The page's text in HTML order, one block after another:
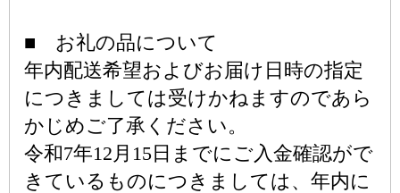
■ お礼の品について
年内配送希望およびお届け日時の指定
につきましては受けかねますのであら
かじめご了承ください。
令和7年12月15日までにご入金確認がで
きているものにつきましては、年内に